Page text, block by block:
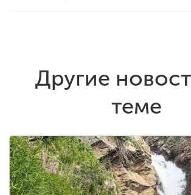
Другие
теме